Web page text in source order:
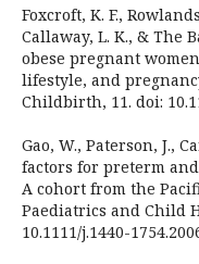
Foxcroft, K. F.,
Callaway, L. K., & The
obese pregnant
lifestyle, and
Childbirth, 11. doi:
Gao, W., Paterson, J.,
factors for preterm
A cohort from the
Paediatrics and Child
10.1111/j.1440-